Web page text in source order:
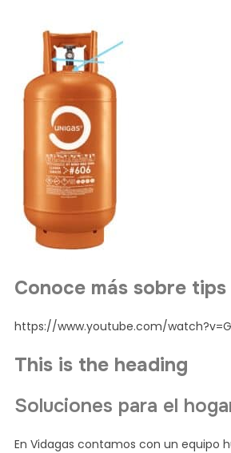
Conoce más sobre
https://www.youtube.com/
This is the heading
Soluciones para el
En Vidagas contamos con un equipo